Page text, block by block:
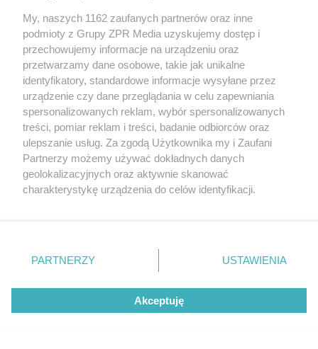
eksploatacji w jakiejkolwiek formie, włącznie z umieszczaniem w
Internecie bez pisemnej zgody właściciela praw. Jakiekolwiek użycie lub
wykorzystanie utworów w całości lub w części z naruszeniem prawa,
My, naszych 1162 zaufanych partnerów oraz inne
podmioty z Grupy ZPR Media uzyskujemy dostęp i
przechowujemy informacje na urządzeniu oraz
przetwarzamy dane osobowe, takie jak unikalne
identyfikatory, standardowe informacje wysyłane przez
urządzenie czy dane przeglądania w celu zapewniania
spersonalizowanych reklam, wybór spersonalizowanych
treści, pomiar reklam i treści, badanie odbiorców oraz
ulepszanie usług. Za zgodą Użytkownika my i Zaufani
Partnerzy możemy używać dokładnych danych
geolokalizacyjnych oraz aktywnie skanować
charakterystykę urządzenia do celów identyfikacji.
zmienić/wycofać klikając przycisk ustawień prywatności
znajdujący się w lewym dolnym rogu strony
rodzaje przetwarzania danych nie wymagają zgody
użytkownika, ale masz prawo sprzeciwić się takiemu
przetwarzaniu. Preferencje będą miały zastosowanie tylko
PARTNERZY USTAWIENIA
Akceptuję